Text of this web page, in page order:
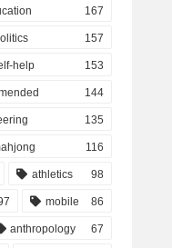
167
157
help 153
144
135
116
athletics 98
mobile 86
anthropology 67